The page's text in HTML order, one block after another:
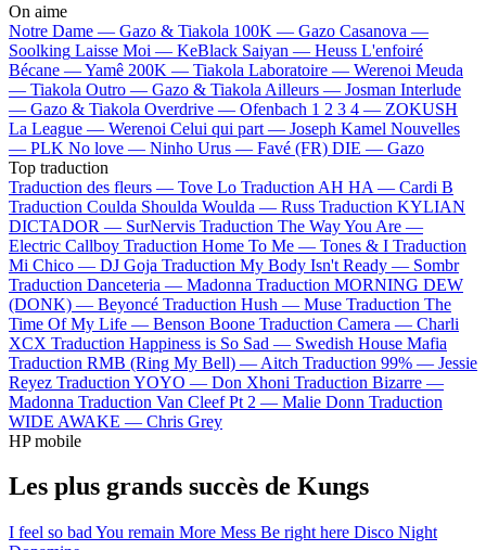
On aime
Notre Dame — Gazo & Tiakola 100K — Gazo Casanova —
Soolking Laisse Moi — KeBlack Saiyan — Heuss L'enfoiré
Bécane —Yamê 200K — Tiakola Laboratoire — Werenoi Meuda
— Tiakola Outro — Gazo & Tiakola Ailleurs — Josman Interlude
— Gazo & Tiakola Overdrive — Ofenbach 1 2 3 4 — ZOKUSH
La League — Werenoi Celui qui part — Joseph Kamel Nouvelles
— PLK No love — Ninho Urus — Favé (FR) DIE — Gazo
Top traduction
Traduction des fleurs — Tove Lo Traduction AH HA — Cardi B
Traduction Coulda Shoulda Woulda — Russ Traduction KYLIAN
DICTADOR — SurNervis Traduction The Way You Are —
Electric Callboy Traduction Home To Me — Tones & I Traduction
Mi Chico — DJ Goja Traduction My Body Isn't Ready — Sombr
Traduction Danceteria — Madonna Traduction MORNING DEW
(DONK) — Beyoncé Traduction Hush — Muse Traduction The
Time Of My Life — Benson Boone Traduction Camera — Charli
XCX Traduction Happiness is So Sad — Swedish House Mafia
Traduction RMB (Ring My Bell) — Aitch Traduction 99% — Jessie
Reyez Traduction YOYO — Don Xhoni Traduction Bizarre —
Madonna Traduction Van Cleef Pt 2 — Malie Donn Traduction
WIDE AWAKE — Chris Grey
HP mobile
Les plus grands succès de Kungs
I feel so bad You remain More Mess Be right here Disco Night